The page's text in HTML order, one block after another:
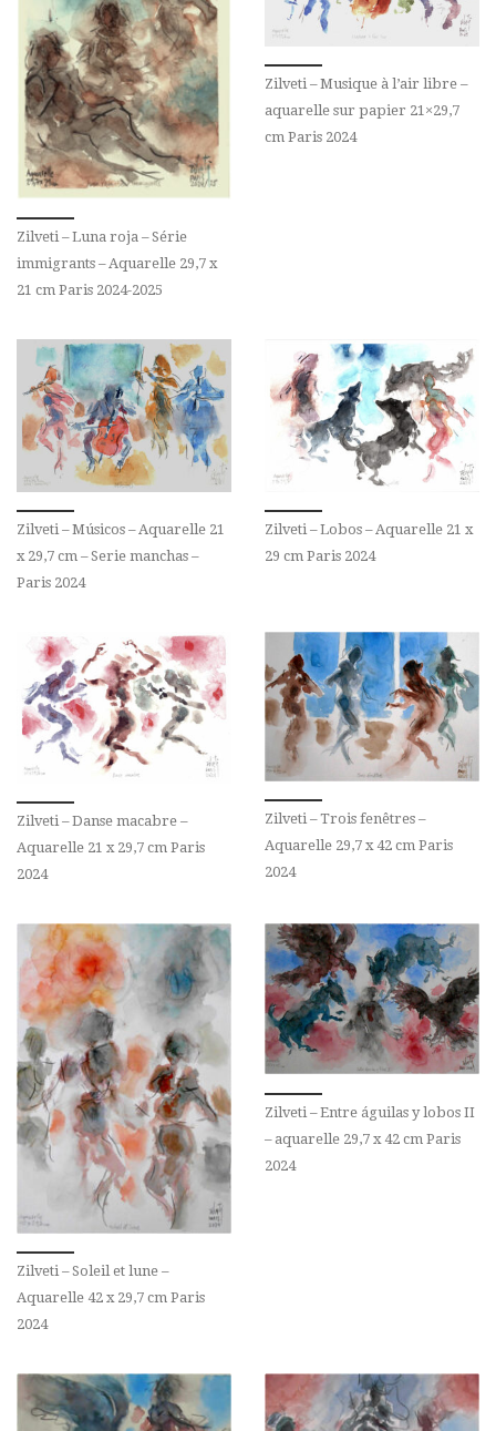
Zilveti – Luna roja – Série
immigrants – Aquarelle 29,7 x
21 cm Paris 2024-2025
Zilveti – Musique à l’air libre –
aquarelle sur papier 21×29,7
cm Paris 2024
Zilveti – Músicos – Aquarelle 21
x 29,7 cm – Serie manchas –
Paris 2024
Zilveti – Lobos – Aquarelle 21 x
29 cm Paris 2024
Zilveti – Danse macabre –
Aquarelle 21 x 29,7 cm Paris
2024
Zilveti – Trois fenêtres –
Aquarelle 29,7 x 42 cm Paris
2024
Zilveti – Soleil et lune –
Aquarelle 42 x 29,7 cm Paris
2024
Zilveti – Entre águilas y lobos II
– aquarelle 29,7 x 42 cm Paris
2024